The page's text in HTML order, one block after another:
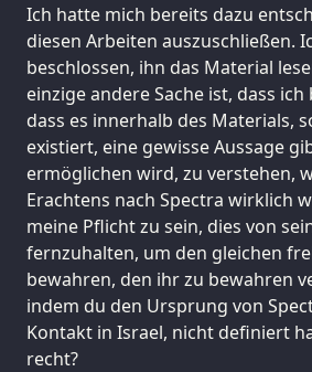
Ich hatte mich bereits dazu
diesen Arbeiten auszuschließen.
beschlossen, ihn das Material
einzige andere Sache ist, dass
dass es innerhalb des Materials,
existiert, eine gewisse Aussage
ermöglichen wird, zu verstehen,
Erachtens nach Spectra wirklich
meine Pflicht zu sein, dies von
fernzuhalten, um den gleichen
bewahren, den ihr zu bewahren
indem du den Ursprung von
Kontakt in Israel, nicht definiert
recht?